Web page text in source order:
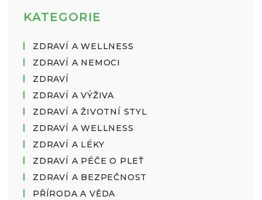
KATEGORIE
ZDRAVÍ A WELLNESS
ZDRAVÍ A NEMOCI
ZDRAVÍ
ZDRAVÍ A VÝŽIVA
ZDRAVÍ A ŽIVOTNÍ STYL
ZDRAVÍ A WELLNESS
ZDRAVÍ A LÉKY
ZDRAVÍ A PÉČE O PLEŤ
ZDRAVÍ A BEZPEČNOST
PŘÍRODA A VĚDA